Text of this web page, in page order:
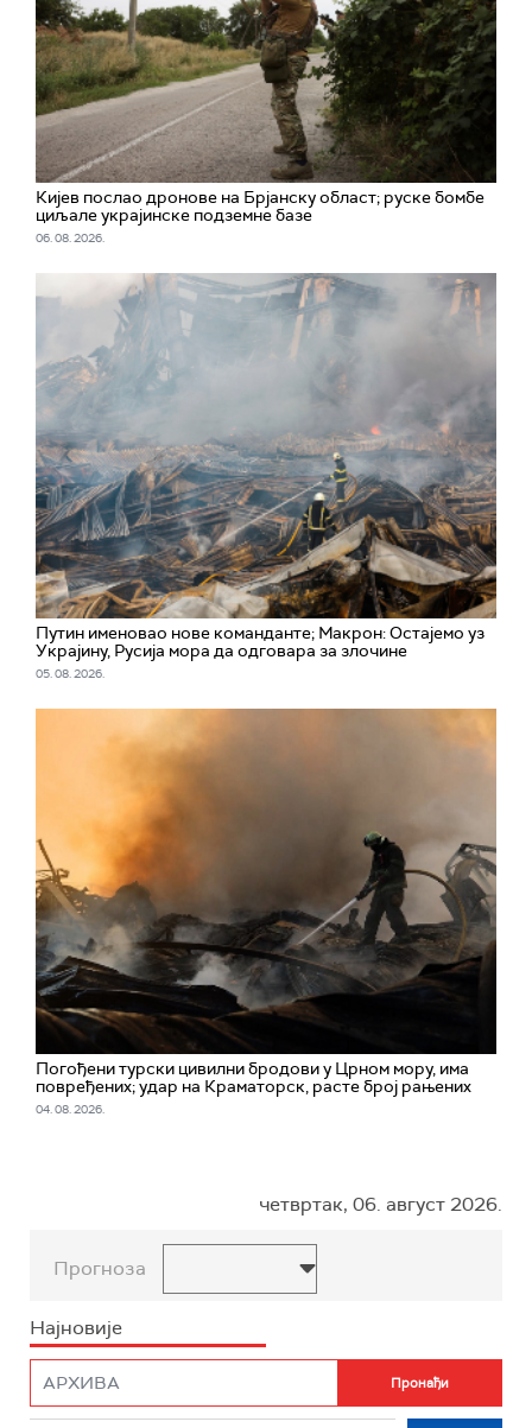
Кијев послао дронове на Брјанску област; руске бомбе
циљале украјинске подземне базе
06. 08. 2026.
Путин именовао нове команданте; Макрон: Остајемо уз
Украјину, Русија мора да одговара за злочине
05. 08. 2026.
Погођени турски цивилни бродови у Црном мору, има
повређених; удар на Краматорск, расте број рањених
04. 08. 2026.
четвртак, 06. август 2026.
Прогноза
Најновије